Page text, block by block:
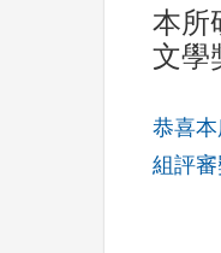
本所
文學
恭喜
組評審